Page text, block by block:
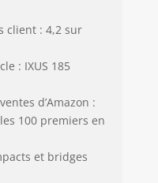
client : 4,2 sur
: IXUS 185
d’Amazon :
100 premiers en
et bridges